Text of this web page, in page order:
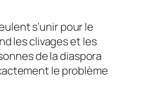
s’unir pour le
les clivages et les
de la diaspora
le problème